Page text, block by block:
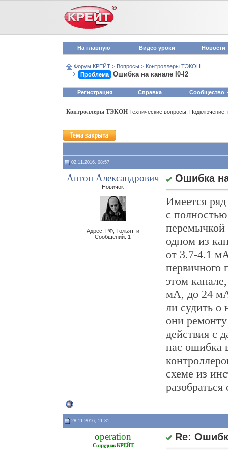
На главную Видео уроки Новости
Форум КРЕЙТ > Вопросы > Контроллеры ТЭКОН
Проблема
Ошибка на канале I0-I2
Регистрация Справка Сообщество
Контроллеры ТЭКОН Технические вопросы.
02.11.2016, 08:57
Антон Александрович
Новичок
Адрес: РФ, Тольятти
Сообщений: 1
Ошибка
Имеется
с
перемычкой
одном из
от 3.7-4.1
первичного
этом
мА, до 24
ли судить о
они
действия с
нас ошибка
схеме из
28.11.2016, 11:31
operation
Сотрудник КРЕЙТ
Re: